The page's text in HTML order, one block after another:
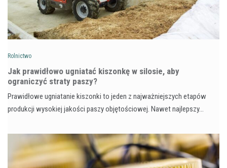
Rolnictwo
Jak prawidłowo ugniatać kiszonkę w silosie, aby
ograniczyć straty paszy?
Prawidłowe ugniatanie kiszonki to jeden z najważniejszych etapów
produkcji wysokiej jakości paszy objętościowej. Nawet najlepszy…